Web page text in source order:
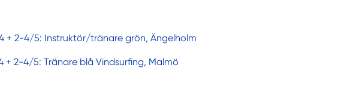
+ 2-4/5: Instruktör/tränare grön, Ängelholm
+ 2-4/5: Tränare blå Vindsurfing, Malmö